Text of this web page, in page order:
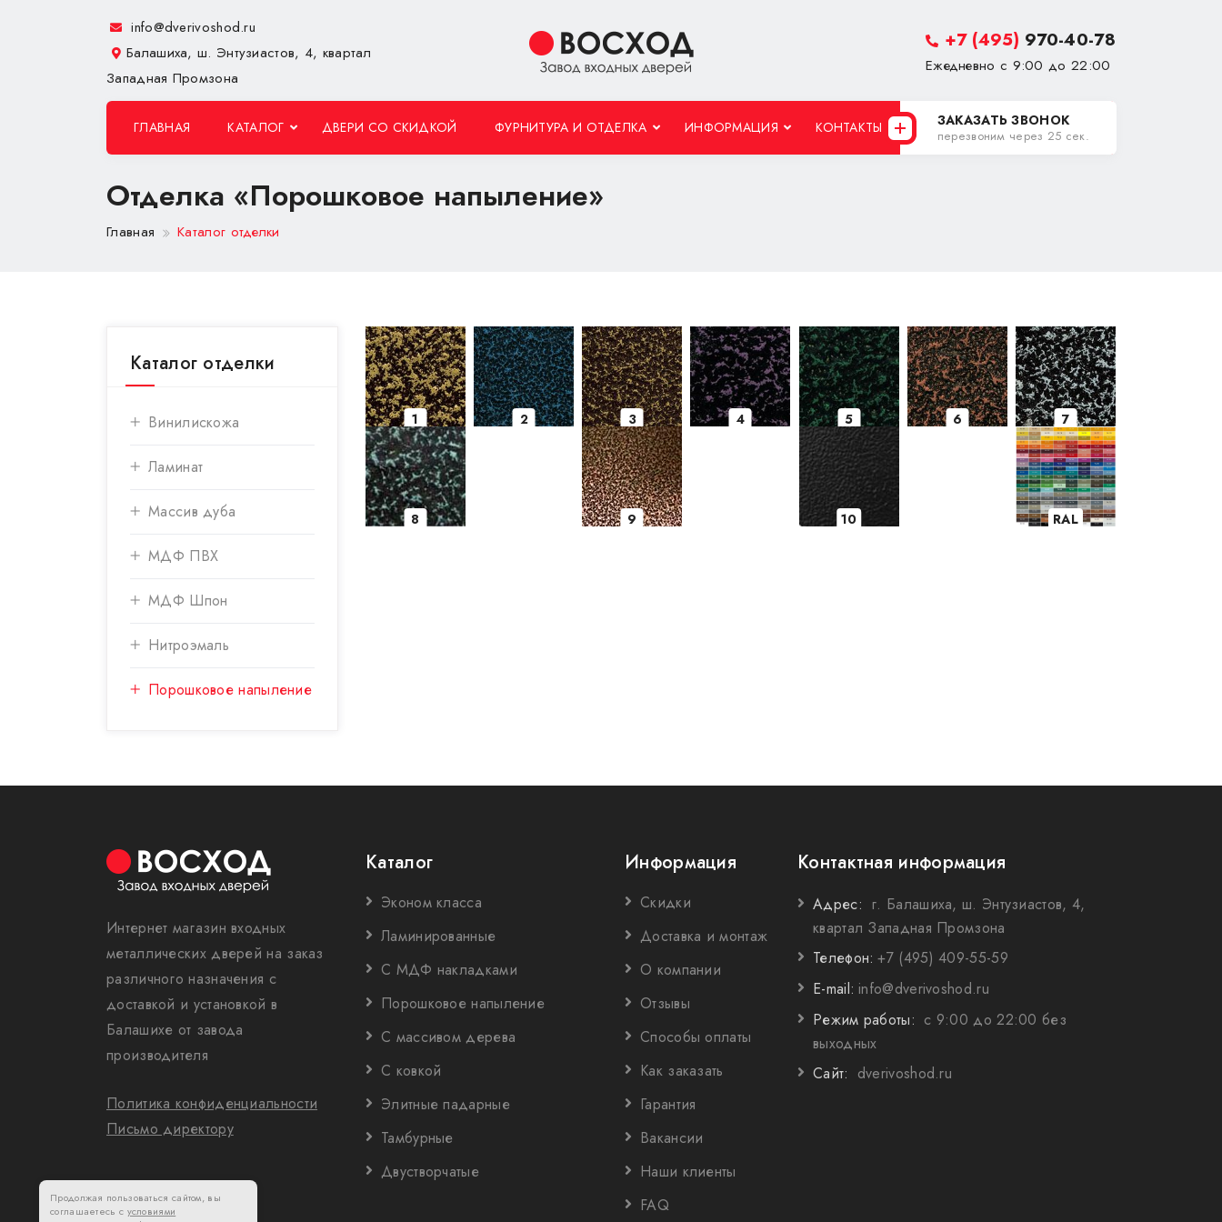
info@dverivoshod.ru
Балашиха, ш. Энтузиастов, 4, квартал
Западная Промзона
+7 (495) 970-40-78
Ежедневно с 9:00 до 22:00
ГЛАВНАЯ КАТАЛОГ ДВЕРИ СО СКИДКОЙ ФУРНИТУРА И ОТДЕЛКА ИНФОРМАЦИЯ КОНТАКТЫ ЗАКАЗАТЬ ЗВОНОК
перезвоним через 25 сек.
Отделка «Порошковое напыление»
Главная Каталог отделки
Каталог отделки
Винилискожа
Ламинат
Массив дуба
МДФ ПВХ
МДФ Шпон
Нитроэмаль
Порошковое напыление
1 2 3 4 5 6 7
8 9 10 RAL
Интернет магазин входных
металлических дверей на заказ
различного назначения с
доставкой и установкой в
Балашихе от завода
производителя
Политика конфиденциальности
Письмо директору
Каталог
Эконом класса
Ламинированные
С МДФ накладками
Порошковое напыление
С массивом дерева
С ковкой
Элитные падарные
Тамбурные
Двустворчатые
Информация
Скидки
Доставка и монтаж
О компании
Отзывы
Способы оплаты
Как заказать
Гарантия
Вакансии
Наши клиенты
FAQ
Контактная информация
Адрес: г. Балашиха, ш. Энтузиастов, 4,
квартал Западная Промзона
Телефон: +7 (495) 409-55-59
E-mail: info@dverivoshod.ru
Режим работы: с 9:00 до 22:00 без
выходных
Сайт: dverivoshod.ru
Продолжая пользоваться сайтом, вы
соглашаетесь с условиями